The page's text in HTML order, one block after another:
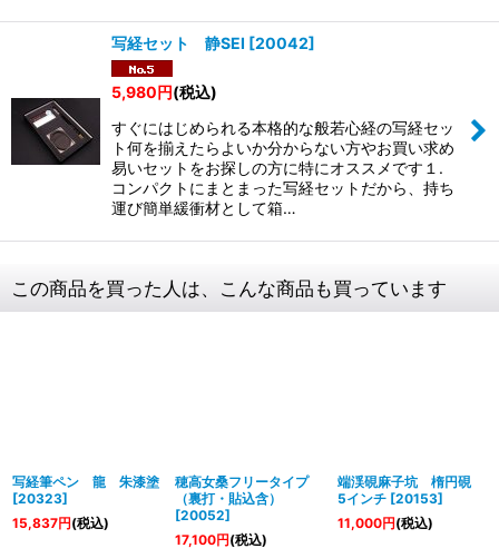
写経セット 静SEI [20042]
5,980円(税込)
すぐにはじめられる本格的な般若心経の写経セッ
ト何を揃えたらよいか分からない方やお買い求め
易いセットをお探しの方に特にオススメです１.
コンパクトにまとまった写経セットだから、持ち
運び簡単緩衝材として箱…
この商品を買った人は、こんな商品も買っています
写経筆ペン 龍 朱漆塗
[20323]
15,837円(税込)
穂高女桑フリータイプ
（裏打・貼込含）
[20052]
17,100円(税込)
端渓硯麻子坑 楕円硯
5インチ [20153]
11,000円(税込)